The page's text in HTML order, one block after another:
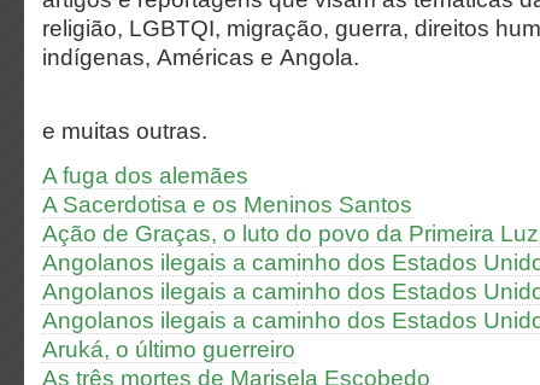
religião, LGBTQI, migração, guerra, direitos
indígenas, Américas e Angola.
e muitas outras.
A fuga dos alemães
A Sacerdotisa e os Meninos Santos
Ação de Graças, o luto do povo da Primeira Luz
Angolanos ilegais a caminho dos Estados
Angolanos ilegais a caminho dos Estados
Angolanos ilegais a caminho dos Estados
Aruká, o último guerreiro
As três mortes de Marisela Escobedo